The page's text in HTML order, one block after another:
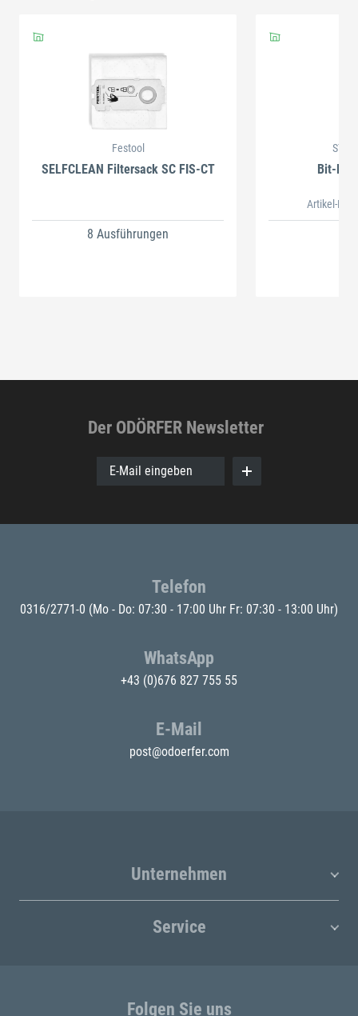
Festool
SELFCLEAN Filtersack SC FIS-CT
8 Ausführungen
Bit-
Artikel-Nr.
Der ODÖRFER Newsletter
E-Mail eingeben
Telefon
0316/2771-0 (Mo - Do: 07:30 - 17:00 Uhr Fr: 07:30 - 13:00 Uhr)
WhatsApp
+43 (0)676 827 755 55
E-Mail
post@odoerfer.com
Unternehmen
Service
Folgen Sie uns